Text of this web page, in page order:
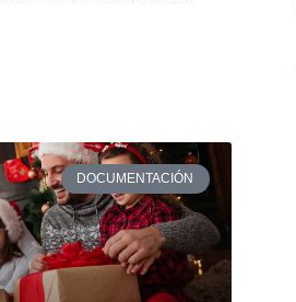
DOCUMENTACIÓN